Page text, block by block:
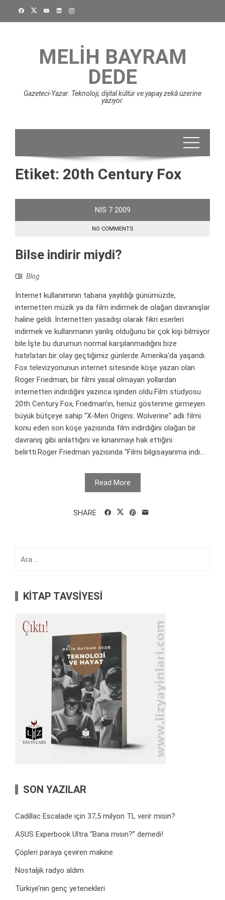
MELIH BAYRAM
DEDE
Gazeteci-Yazar. Teknoloji, dijital kültür ve yapay zekâ üzerine
yazıyor.
Etiket: 20th Century Fox
NIS 7 2009
NO COMMENTS
Bilse indirir miydi?
Blog
İnternet kullanımının tabana yayıldığı günümüzde,
internetten müzik ya da film indirmek de olağan davranışlar
haline geldi. İnternetten yasadışı olarak fikri eserleri
indirmek ve kullanmanın yanlış olduğunu bir çok kişi bilmiyor
bile.İşte bu durumun normal karşılanmadığını bize
hatırlatan bir olay geçtiğimiz günlerde Amerika'da yaşandı.
Fox televizyonunun internet sitesinde köşe yazarı olan
Roger Friedman, bir filmi yasal olmayan yollardan
internetten indirdiğini yazınca işinden oldu.Film stüdyosu
20th Century Fox, Friedman'ın, henüz gösterime girmeyen
büyük bütçeye sahip ''X-Men Origins: Wolverine'' adlı filmi
konu eden son köşe yazısında film indirdiğini olağan bir
davranış gibi anlattığını ve kınanmayı hak ettiğini
belirtti.Roger Friedman yazısında ''Filmi bilgisayarıma indi...
Read More
SHARE
KİTAP TAVSİYESİ
SON YAZILAR
Cadillac Escalade için 37,5 milyon TL verir misin?
ASUS Experbook Ultra “Bana mısın?” demedi!
Çöpleri paraya çeviren makine
Nostaljik radyo aldım
Türkiye’nin genç yetenekleri